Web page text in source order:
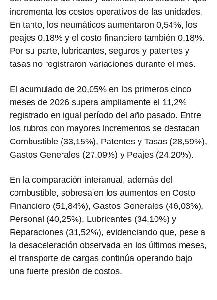
incrementa los costos operativos de las unidades.
En tanto, los neumáticos aumentaron 0,54%, los
peajes 0,18% y el costo financiero también 0,18%.
Por su parte, lubricantes, seguros y patentes y
tasas no registraron variaciones durante el mes.
El acumulado de 20,05% en los primeros cinco
meses de 2026 supera ampliamente el 11,2%
registrado en igual período del año pasado. Entre
los rubros con mayores incrementos se destacan
Combustible (33,15%), Patentes y Tasas (28,59%),
Gastos Generales (27,09%) y Peajes (24,20%).
En la comparación interanual, además del
combustible, sobresalen los aumentos en Costo
Financiero (51,84%), Gastos Generales (46,03%),
Personal (40,25%), Lubricantes (34,10%) y
Reparaciones (31,52%), evidenciando que, pese a
la desaceleración observada en los últimos meses,
el transporte de cargas continúa operando bajo
una fuerte presión de costos.